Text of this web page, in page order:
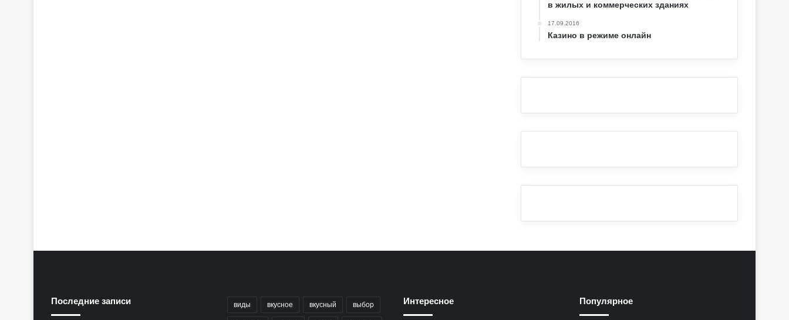
в жилых и коммерческих зданиях
17.09.2016
Казино в режиме онлайн
Последние записи виды вкусное вкусный выбор Интересное Популярное